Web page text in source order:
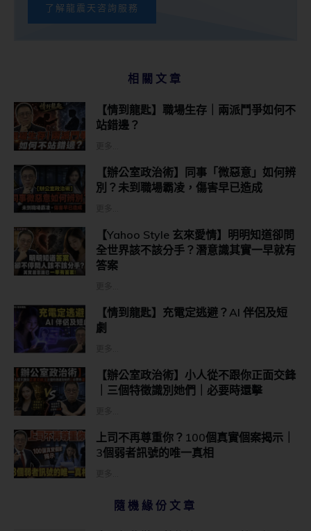
了解龍震天咨詢服務
相關文章
【情到龍匙】職場生存｜兩派鬥爭如何不
站錯邊？
【辦公室政治術】同事「微惡意」如何辨
別？未到職場霸凌，傷害早已造成
【Yahoo Style 玄來愛情】明明知道卻問
全世界該不該分手？潛意識其實一早就有
答案
【情到龍匙】充電定逃避？AI 伴侶及短
劇
【辦公室政治術】小人從不跟你正面交鋒
｜三個特徵識別她們｜必要時還擊
上司不再尊重你？100個真實個案揭示｜
3個弱者訊號的唯一真相
隨機緣份文章